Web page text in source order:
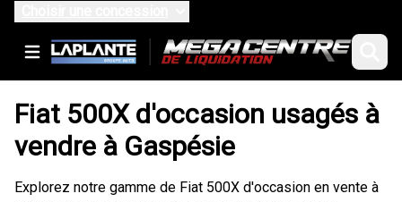
Fiat 500X d'occasion usagés à
vendre à Gaspésie
Explorez notre gamme de Fiat 500X d'occasion en vente à